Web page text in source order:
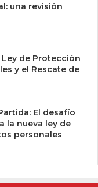
una revisión
Ley de Protección
y el Rescate de
El desafío
la nueva ley de
personales